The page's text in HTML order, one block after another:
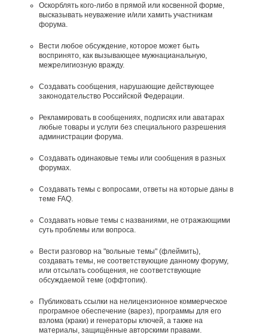
Оскорблять кого-либо в прямой или косвенной форме,
высказывать неуважение и/или хамить участникам
форума.
Вести любое обсуждение, которое может быть
воспринято, как вызывающее мужнацианальную,
межрелигиозную вражду.
Создавать сообщения, наpyшающие действyющее
законодательство Российской Федерации.
Рекламировать в сообщениях, подписях или аватарах
любые товары и услуги без специального разрешения
администрации форума.
Создавать одинаковые темы или сообщения в разных
форумах.
Создавать темы с вопросами, ответы на которые даны в
теме FAQ.
Создавать новые темы с названиями, не отражающими
суть проблемы или вопроса.
Вести разговор на "вольные темы" (флеймить),
создавать темы, не соответствующие данному форуму,
или отсылать сообщения, не соответствующие
обсуждаемой теме (оффтопик).
Публиковать ссылки на нелицензионное коммерческое
програмное обеспечение (варез), программы для его
взлома (краки) и генераторы ключей, а также на
материалы, защищённые авторскими правами.